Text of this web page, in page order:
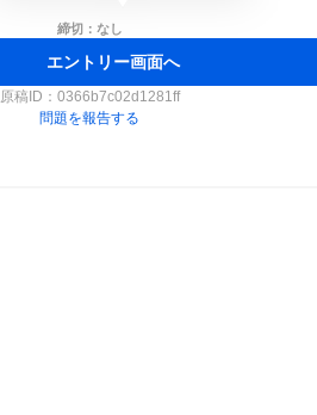
締切：なし
エントリー画面へ
原稿ID： 0366b7c02d1281ff
問題を報告する